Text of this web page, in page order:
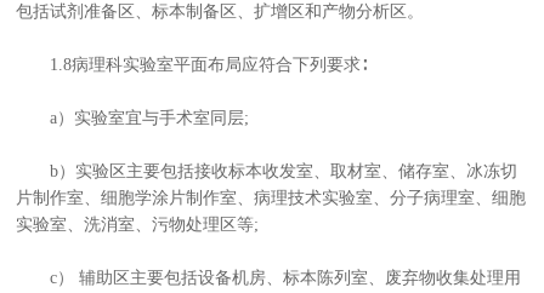
包括试剂准备区、标本制备区、扩增区和产物分析区。
1.8病理科实验室平面布局应符合下列要求∶
a）实验室宜与手术室同层;
b）实验区主要包括接收标本收发室、取材室、储存室、冰冻切
片制作室、细胞学涂片制作室、病理技术实验室、分子病理室、细胞
实验室、洗消室、污物处理区等;
c） 辅助区主要包括设备机房、标本陈列室、废弃物收集处理用